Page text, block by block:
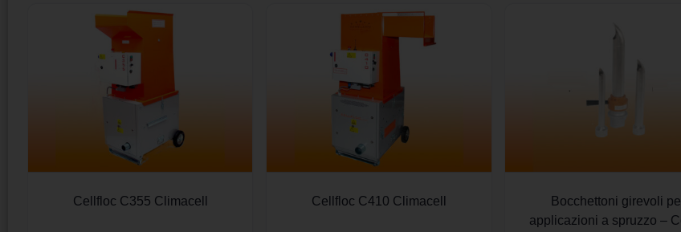
Cellfloc C355 Climacell Cellfloc C410 Climacell
Bocchettoni girevoli
applicazioni a spruzzo –